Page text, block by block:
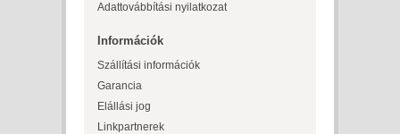
Adattovábbítási nyilatkozat
Információk
Szállítási információk
Garancia
Elállási jog
Linkpartnerek